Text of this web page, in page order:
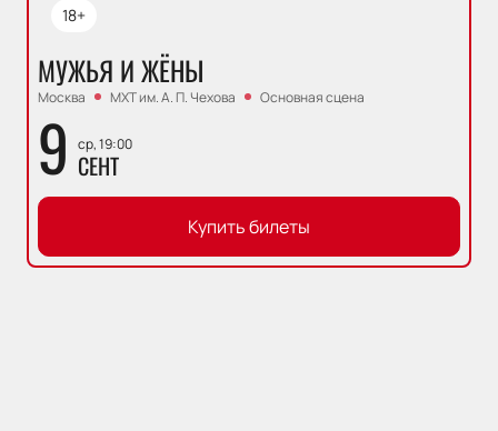
18+
МУЖЬЯ И ЖЁНЫ
Москва МХТ им. А. П. Чехова Основная сцена
9 ср, 19:00
СЕНТ
Купить билеты